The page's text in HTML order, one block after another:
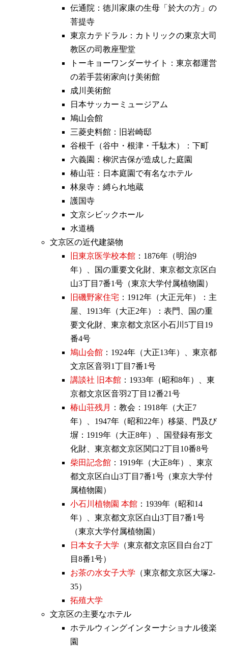
伝通院：徳川家康の生母「於大の方」の
菩提寺
東京カテドラル：カトリックの東京大司
教区の司教座聖堂
トーキョーワンダーサイト：東京都運営
の若手芸術家向け美術館
成川美術館
日本サッカーミュージアム
鳩山会館
三菱史料館：旧岩崎邸
谷根千（谷中・根津・千駄木）：下町
六義園：柳沢吉保が造成した庭園
椿山荘：日本庭園で有名なホテル
林泉寺：縛られ地蔵
護国寺
文京シビックホール
水道橋
文京区の近代建築物
旧東京医学校本館 ：1876年（明治9
年）、国の重要文化財、東京都文京区白
山3丁目7番1号（東京大学付属植物園）
旧磯野家住宅 ：1912年（大正元年）：主
屋、1913年（大正2年）：表門、国の重
要文化財、東京都文京区小石川5丁目19
番4号
鳩山会館 ：1924年（大正13年）、東京都
文京区音羽1丁目7番1号
講談社 旧本館 ：1933年（昭和8年）、東
京都文京区音羽2丁目12番21号
椿山荘残月
：教会：1918年（大正7
年）、1947年（昭和22年）移築、門及び
塀：1919年（大正8年）、国登録有形文
化財、東京都文京区関口2丁目10番8号
柴田記念館 ：1919年（大正8年）、東京
都文京区白山3丁目7番1号（東京大学付
属植物園）
小石川植物園 本館 ：1939年（昭和14
年）、東京都文京区白山3丁目7番1号
（東京大学付属植物園）
日本女子大学 （東京都文京区目白台2丁
目8番1号）
お茶の水女子大学 （東京都文京区大塚2-
35）
拓殖大学
文京区の主要なホテル
ホテルウィングインターナショナル後楽
園